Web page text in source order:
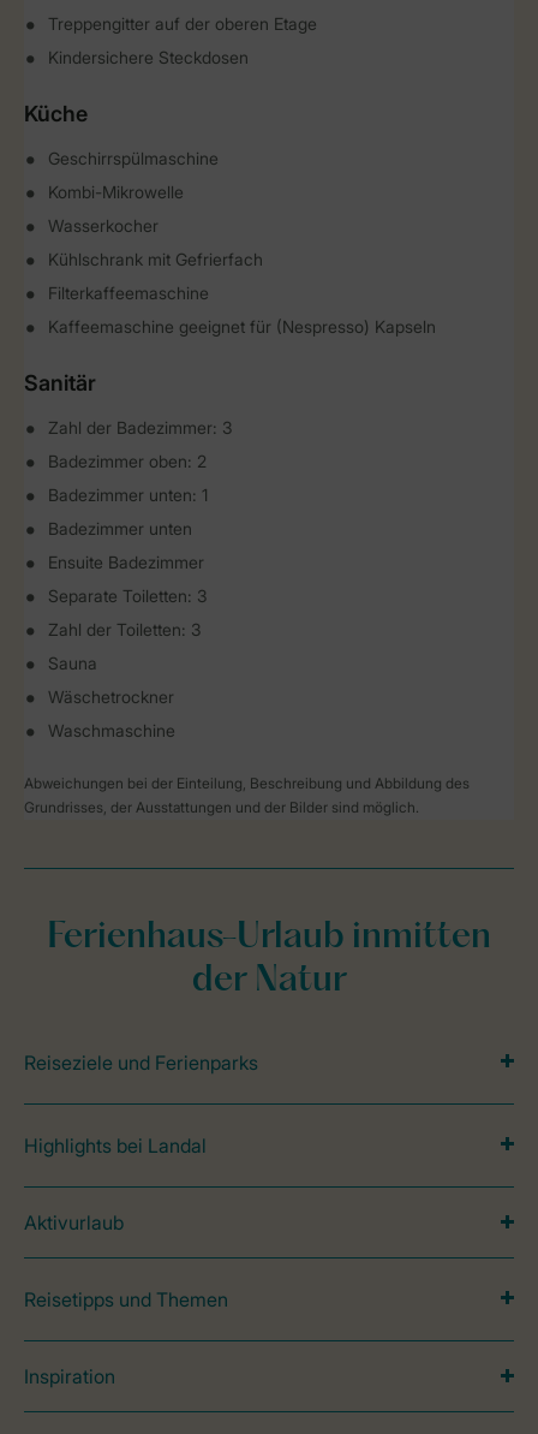
Treppengitter auf der oberen Etage
Kindersichere Steckdosen
Küche
Geschirrspülmaschine
Kombi-Mikrowelle
Wasserkocher
Kühlschrank mit Gefrierfach
Filterkaffeemaschine
Kaffeemaschine geeignet für (Nespresso) Kapseln
Sanitär
Zahl der Badezimmer: 3
Badezimmer oben: 2
Badezimmer unten: 1
Badezimmer unten
Ensuite Badezimmer
Separate Toiletten: 3
Zahl der Toiletten: 3
Sauna
Wäschetrockner
Waschmaschine
Abweichungen bei der Einteilung, Beschreibung und Abbildung des
Grundrisses, der Ausstattungen und der Bilder sind möglich.
Ferienhaus-Urlaub inmitten
der Natur
Reiseziele und Ferienparks
Highlights bei Landal
Aktivurlaub
Reisetipps und Themen
Inspiration